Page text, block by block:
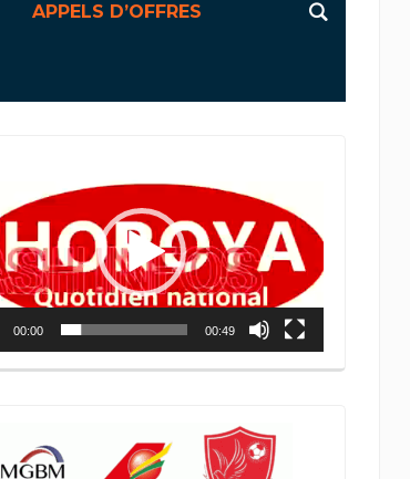
APPELS D’OFFRES
00:00 00:49